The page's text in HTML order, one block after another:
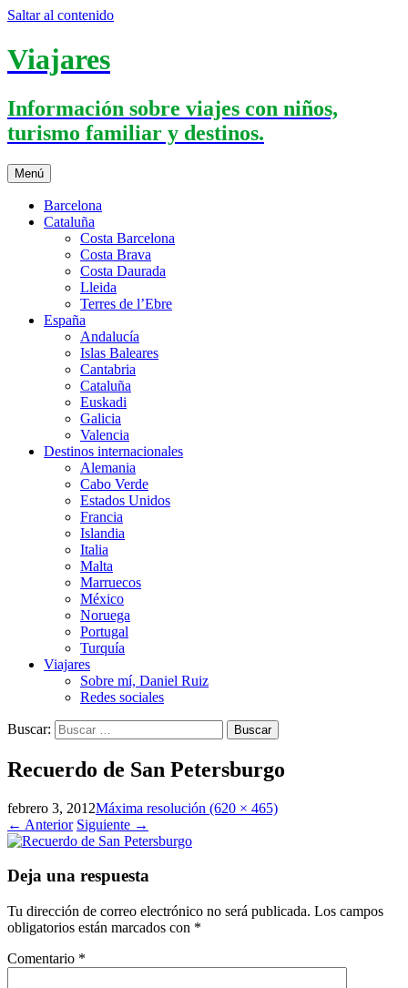
Saltar al contenido
Viajares
Información sobre viajes con niños,
turismo familiar y destinos.
Menú
Barcelona
Cataluña
Costa Barcelona
Costa Brava
Costa Daurada
Lleida
Terres de l’Ebre
España
Andalucía
Islas Baleares
Cantabria
Cataluña
Euskadi
Galicia
Valencia
Destinos internacionales
Alemania
Cabo Verde
Estados Unidos
Francia
Islandia
Italia
Malta
Marruecos
México
Noruega
Portugal
Turquía
Viajares
Sobre mí, Daniel Ruiz
Redes sociales
Buscar:
Recuerdo de San Petersburgo
febrero 3, 2012Máxima resolución (620 × 465)
← Anterior Siguiente →
Deja una respuesta
Tu dirección de correo electrónico no será publicada. Los campos
obligatorios están marcados con *
Comentario *